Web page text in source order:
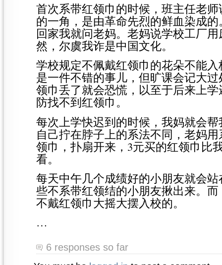
首次系带红领巾的时候，班主任老
的一角，是由革命先烈的鲜血染成
回家我就问老妈。老妈说学校工厂
然，尔虞我诈是中国文化。
学校规定不佩戴红领巾的花朵不能
是一件不错的事儿，但旷课会记大
领巾丢了就会恐慌，以至于后来上
防找不到红领巾。
每次上学快迟到的时候，我妈就会
自己拧在脖子上的系法不同，老妈
领巾，扑扇开来，3元买的红领巾比
看。
每天中午几个成绩好的小朋友就会
些不系带红领结的小朋友揪出来。
不戴红领巾大摇大摆入校的。
…
6 responses so far